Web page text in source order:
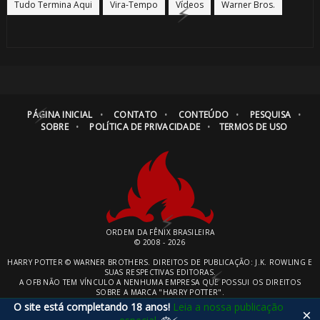
Tudo Termina Aqui Vira-Tempo Vídeos Warner Bros.
PÁGINA INICIAL CONTATO CONTEÚDO
PESQUISA
SOBRE
POLÍTICA DE PRIVACIDADE TERMOS DE USO
ORDEM DA FÊNIX BRASILEIRA
© 2008 - 2026
HARRY POTTER © WARNER BROTHERS. DIREITOS DE PUBLICAÇÃO: J.K. ROWLING E
SUAS RESPECTIVAS EDITORAS.
A OFB NÃO TEM VÍNCULO A NENHUMA EMPRESA QUE POSSUI OS DIREITOS
SOBRE A MARCA "HARRY POTTER".
O site está completando 18 anos! Leia a nossa publicação
×
1️⃣ 8️⃣